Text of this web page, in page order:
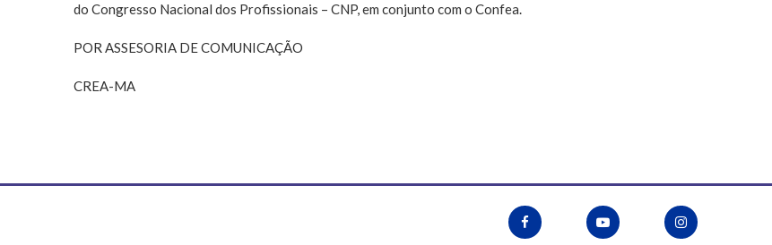
do Congresso Nacional dos Profissionais – CNP, em conjunto com o Confea.
POR ASSESORIA DE COMUNICAÇÃO
CREA-MA